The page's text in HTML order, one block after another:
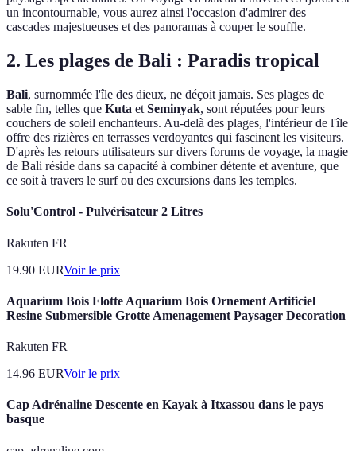
un incontournable, vous aurez ainsi l'occasion d'admirer des
cascades majestueuses et des panoramas à couper le souffle.
2. Les plages de Bali : Paradis tropical
Bali, surnommée l'île des dieux, ne déçoit jamais. Ses plages de
sable fin, telles que Kuta et Seminyak, sont réputées pour leurs
couchers de soleil enchanteurs. Au-delà des plages, l'intérieur de l'île
offre des rizières en terrasses verdoyantes qui fascinent les visiteurs.
D'après les retours utilisateurs sur divers forums de voyage, la magie
de Bali réside dans sa capacité à combiner détente et aventure, que
ce soit à travers le surf ou des excursions dans les temples.
Solu'Control - Pulvérisateur 2 Litres
Rakuten FR
19.90 EURVoir le prix
Aquarium Bois Flotte Aquarium Bois Ornement Artificiel
Resine Submersible Grotte Amenagement Paysager Decoration
Rakuten FR
14.96 EURVoir le prix
Cap Adrénaline Descente en Kayak à Itxassou dans le pays
basque